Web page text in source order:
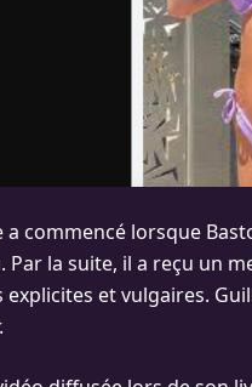
a commencé lorsque
Par la suite, il a reçu un
explicites et vulgaires.